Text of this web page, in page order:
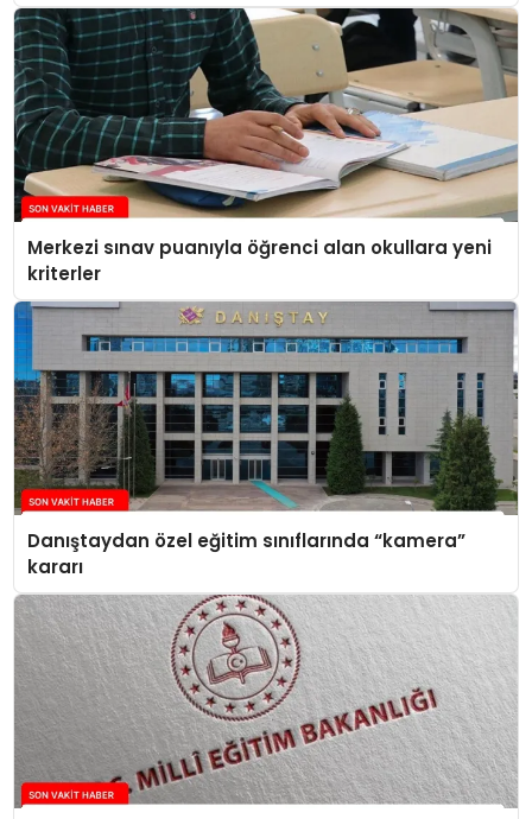
Merkezi sınav puanıyla öğrenci alan okullara yeni
kriterler
Danıştaydan özel eğitim sınıflarında “kamera”
kararı